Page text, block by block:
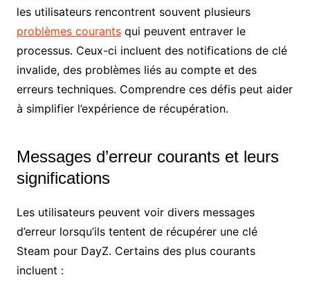
les utilisateurs rencontrent souvent plusieurs
problèmes courantsqui peuvent entraver le
processus. Ceux-ci incluent des notifications de clé
invalide, des problèmes liés au compte et des
erreurs techniques. Comprendre ces défis peut aider
à simplifier l’expérience de récupération.
Messages d’erreur courants et leurs
significations
Les utilisateurs peuvent voir divers messages
d’erreur lorsqu’ils tentent de récupérer une clé
Steam pour DayZ. Certains des plus courants
incluent :